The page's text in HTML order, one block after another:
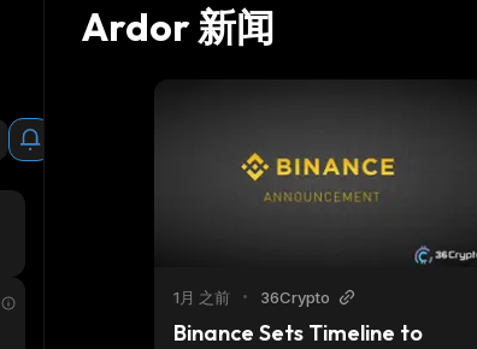
Ardor 新闻
1月 之前 • 36Crypto
Binance Sets Timeline to